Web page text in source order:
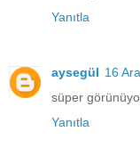
Yanıtla
aysegül 16
süper
Yanıtla